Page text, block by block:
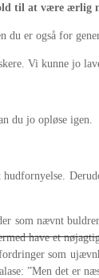
at være ærlig
du er også for
Vi kunne jo
du jo opløse igen.
som nævnt
have et
som
”Men det er